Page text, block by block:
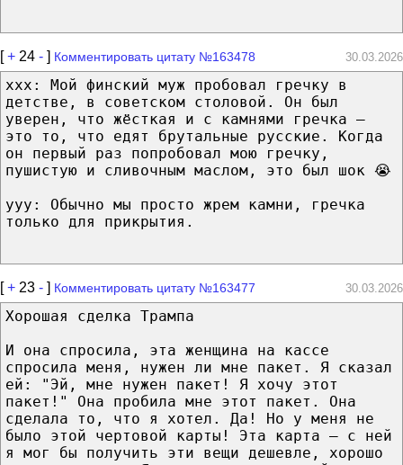
[+ 24 - ] Комментировать цитату №163478 30.03.2026
xxx: Мой финский муж пробовал гречку в
детстве, в советском столовой. Он был
уверен, что жёсткая и с камнями гречка —
это то, что едят брутальные русские. Когда
он первый раз попробовал мою гречку,
пушистую и сливочным маслом, это был шок 😭
yyy: Обычно мы просто жрем камни, гречка
только для прикрытия.
[+ 23 - ] Комментировать цитату №163477 30.03.2026
Хорошая сделка Трампа⁠
И она спросила, эта женщина на кассе
спросила меня, нужен ли мне пакет. Я сказал
ей: "Эй, мне нужен пакет! Я хочу этот
пакет!" Она пробила мне этот пакет. Она
сделала то, что я хотел. Да! Но у меня не
было этой чертовой карты! Эта карта — с ней
я мог бы получить эти вещи дешевле, хорошо